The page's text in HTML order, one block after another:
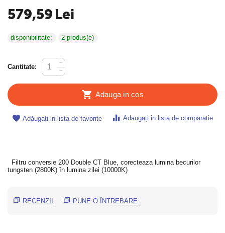
579,59 Lei
disponibilitate: 2 produs(e)
Cantitate:
+
−
Adauga in cos
Adăugați in lista de favorite Adaugați in lista de comparatie
Filtru conversie 200 Double CT Blue, corecteaza lumina becurilor
tungsten (2800K) în lumina zilei (10000K)
RECENZII PUNE O ÎNTREBARE